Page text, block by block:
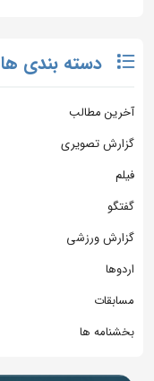
دسته بندی ها
آخرین مطالب
گزارش تصویری
فیلم
گفتگو
گزارش ورزشی
اردوها
مسابقات
بخشنامه ها